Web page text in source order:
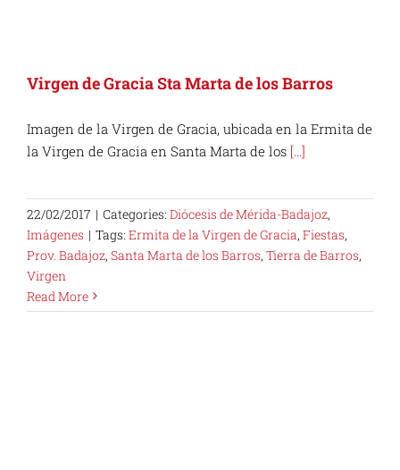
Virgen de Gracia Sta Marta de los Barros
Imagen de la Virgen de Gracia, ubicada en la Ermita de
la Virgen de Gracia en Santa Marta de los [...]
22/02/2017 | Categories: Diócesis de Mérida-Badajoz,
Imágenes | Tags: Ermita de la Virgen de Gracia, Fiestas,
Prov. Badajoz, Santa Marta de los Barros, Tierra de Barros,
Virgen
Read More